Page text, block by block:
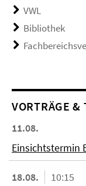
VWL
Bibliothek
VORTRÄGE &
11.08.
Einsichtstermin
18.08.
10:15